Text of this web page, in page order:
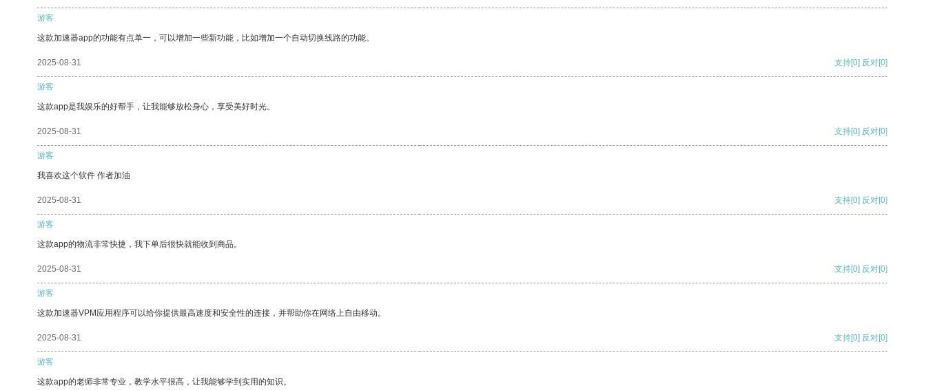
游客
这款加速器app的功能有点单一，可以增加一些新功能，比如增加一个自动切换线路的功能。
2025-08-31 支持[0] 反对[0]
游客
这款app是我娱乐的好帮手，让我能够放松身心，享受美好时光。
2025-08-31 支持[0] 反对[0]
游客
我喜欢这个软件 作者加油
2025-08-31 支持[0] 反对[0]
游客
这款app的物流非常快捷，我下单后很快就能收到商品。
2025-08-31 支持[0] 反对[0]
游客
这款加速器VPM应用程序可以给你提供最高速度和安全性的连接，并帮助你在网络上自由移动。
2025-08-31 支持[0] 反对[0]
游客
这款app的老师非常专业，教学水平很高，让我能够学到实用的知识。